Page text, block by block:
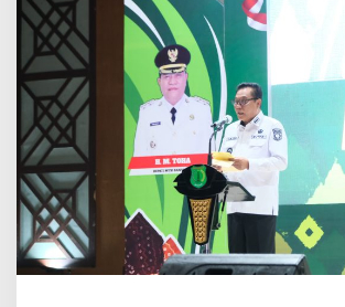
T
e
k
a
n
k
n
K
o
l
a
b